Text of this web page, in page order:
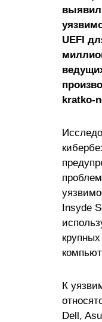
UEFI
kratko-
Insyde
К
Dell,